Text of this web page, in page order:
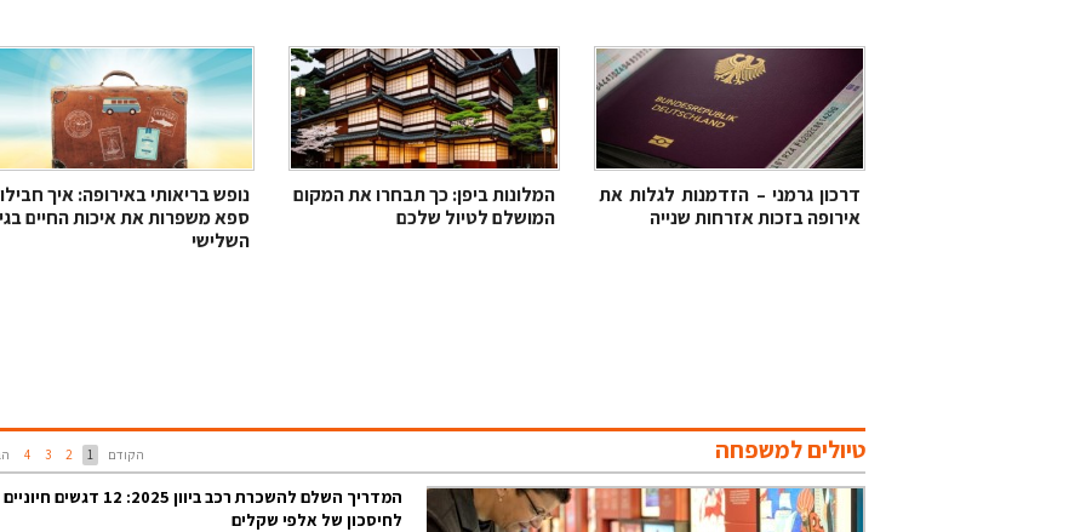
נופש בריאותי באירופה: איך
ספא משפרות את איכות החיים
השלישי
המלונות ביפן: כך תבחרו את המקום
המושלם לטיול שלכם
דרכון גרמני – הזדמנות לגלות את
אירופה בזכות אזרחות שנייה
טיולים למשפחה
המדריך השלם להשכרת רכב ביוון 2025: 12 דגשים חיוניים
לחיסכון של אלפי שקלים
הקודם 1
2
3
4